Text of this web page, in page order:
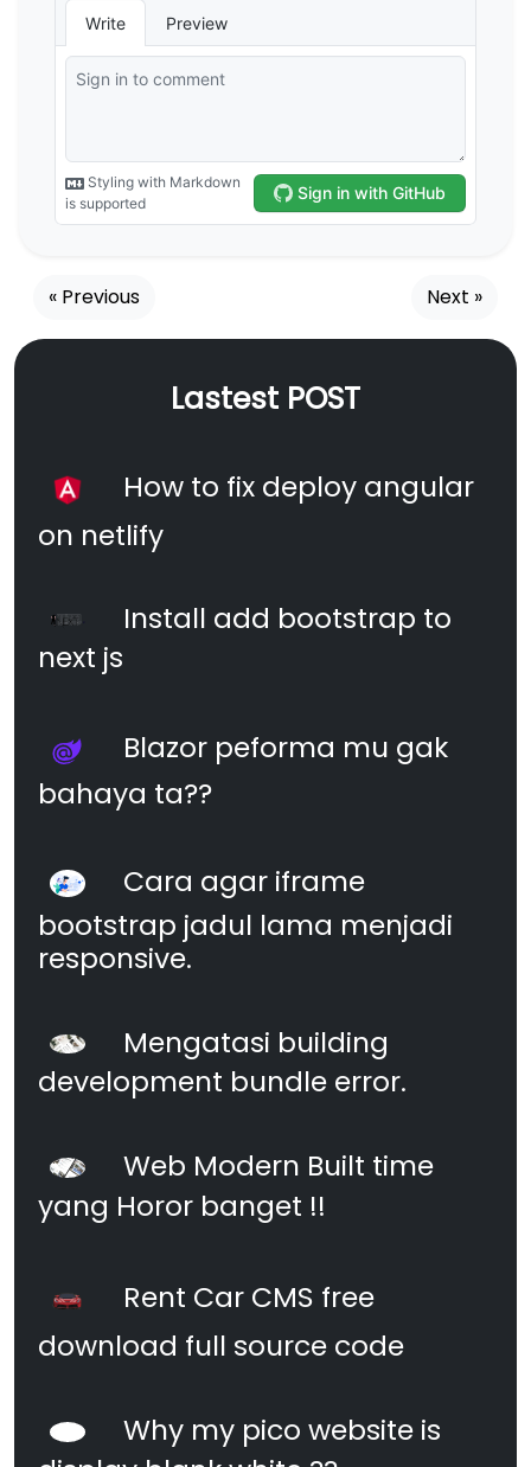
« Previous Next »
Lastest POST
How to fix deploy angular
on netlify
Install add bootstrap to
next js
Blazor peforma mu gak
bahaya ta??
Cara agar iframe
bootstrap jadul lama menjadi
responsive.
Mengatasi building
development bundle error.
Web Modern Built time
yang Horor banget !!
Rent Car CMS free
download full source code
Why my pico website is